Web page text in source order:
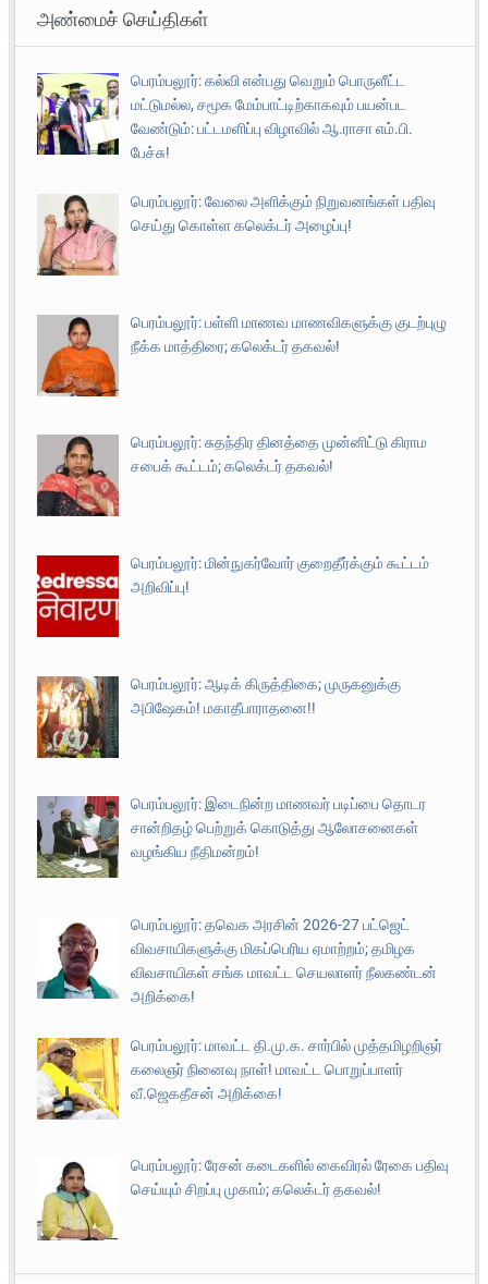
அண்மைச் செய்திகள்
பெரம்பலூர்: கல்வி என்பது வெறும் பொருளீட்ட
மட்டுமல்ல, சமூக மேம்பாட்டிற்காகவும் பயன்பட
வேண்டும்: பட்டமளிப்பு விழாவில் ஆ.ராசா எம்.பி.
பேச்சு!
பெரம்பலூர்: வேலை அளிக்கும் நிறுவனங்கள் பதிவு
செய்து கொள்ள கலெக்டர் அழைப்பு!
பெரம்பலூர்: பள்ளி மாணவ மாணவிகளுக்கு குடற்புழு
நீக்க மாத்திரை; கலெக்டர் தகவல்!
பெரம்பலூர்: சுதந்திர தினத்தை முன்னிட்டு கிராம
சபைக் கூட்டம்; கலெக்டர் தகவல்!
பெரம்பலூர்: மின்நுகர்வோர் குறைதீர்க்கும் கூட்டம்
அறிவிப்பு!
பெரம்பலூர்: ஆடிக் கிருத்திகை; முருகனுக்கு
அபிஷேகம்! மகாதீபாராதனை!!
பெரம்பலூர்: இடைநின்ற மாணவர் படிப்பை தொடர
சான்றிதழ் பெற்றுக் கொடுத்து ஆலோசனைகள்
வழங்கிய நீதிமன்றம்!
பெரம்பலூர்: தவெக அரசின் 2026-27 பட்ஜெட்
விவசாயிகளுக்கு மிகப்பெரிய ஏமாற்றம்; தமிழக
விவசாயிகள் சங்க மாவட்ட செயலாளர் நீலகண்டன்
அறிக்கை!
பெரம்பலூர்: மாவட்ட தி.மு.க. சார்பில் முத்தமிழறிஞர்
கலைஞர் நினைவு நாள்! மாவட்ட பொறுப்பாளர்
வீ.ஜெகதீசன் அறிக்கை!
பெரம்பலூர்: ரேசன் கடைகளில் கைவிரல் ரேகை பதிவு
செய்யும் சிறப்பு முகாம்; கலெக்டர் தகவல்!